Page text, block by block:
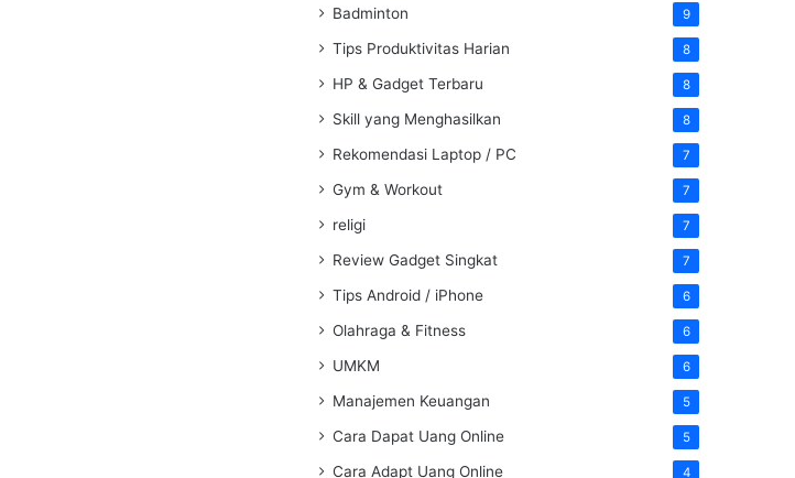
Badminton 9
Tips Produktivitas Harian 8
HP & Gadget Terbaru 8
Skill yang Menghasilkan 8
Rekomendasi Laptop / PC 7
Gym & Workout 7
religi 7
Review Gadget Singkat 7
Tips Android / iPhone 6
Olahraga & Fitness 6
UMKM 6
Manajemen Keuangan 5
Cara Dapat Uang Online 5
Cara Adapt Uang Online 4